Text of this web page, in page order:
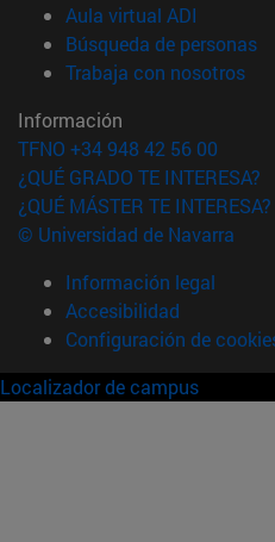
Aula virtual ADI
Búsqueda de personas
Trabaja con nosotros
Información
TFNO +34 948 42 56 00
¿QUÉ GRADO TE INTERESA?
¿QUÉ MÁSTER TE INTERESA?
© Universidad de Navarra
Información legal
Accesibilidad
Configuración de
Localizador de campus